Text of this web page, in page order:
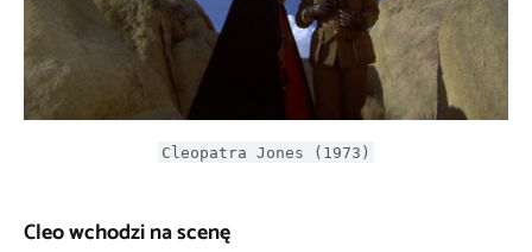
Cleopatra Jones (1973)
Cleo wchodzi na scenę